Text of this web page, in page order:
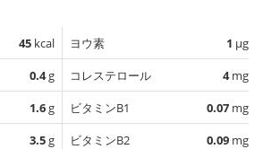
45 kcal
0.4g
1.6g
3.5g
ヨウ素 1 µg
コレステロール
4mg
ビタミンB1
0.07 mg
ビタミンB2
0.09 mg